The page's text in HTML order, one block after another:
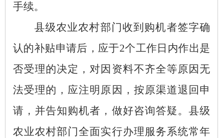
手续。
县级农业农村部门收到购机者签字确
认的补贴申请后，应于2个工作日内作出是
否受理的决定，对因资料不齐全等原因无
法受理的，应注明原因，按原渠道退回申
请，并告知购机者，做好咨询答疑。县级
农业农村部门全面实行办理服务系统常年